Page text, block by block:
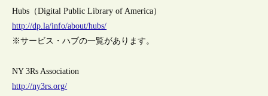
Hubs（Digital Public Library of America）
http://dp.la/info/about/hubs/
※サービス・ハブの一覧があります。
NY 3Rs Association
http://ny3rs.org/